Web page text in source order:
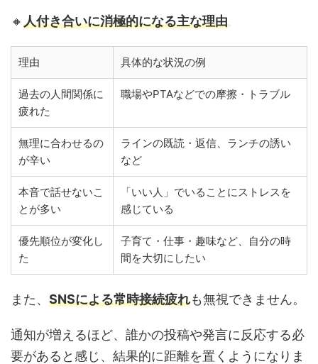
🔸人付き合いに消極的になる主な理由
理由 具体的な状況の例
過去の人間関係に
疲れた
職場やPTAなどでの摩擦・トラブル
無理に合わせるの
が辛い
ラインの既読・返信、ランチの誘い
など
本音で話せないこ
とが多い
「いい人」でいることにストレスを
感じている
優先順位が変化し
た
子育て・仕事・趣味など、自分の時
間を大切にしたい
また、 SNSによる常時接続疲れも無視できません。
通知が増えるほど、誰かの投稿や発言に反応する必
要があると感じ、結果的に距離を置くようになりま